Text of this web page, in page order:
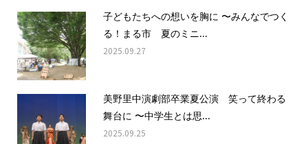
子どもたちへの想いを胸に 〜みんなでつく
る！まる市 夏のミニ...
2025.09.27
美野里中演劇部卒業夏公演 笑って終わる
舞台に 〜中学生とは思...
2025.09.25